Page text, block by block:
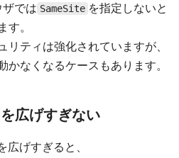
では SameSite を指定しないと
す。
ティは強化されていますが、
なくなるケースもあります。
広げすぎない
広げすぎると、